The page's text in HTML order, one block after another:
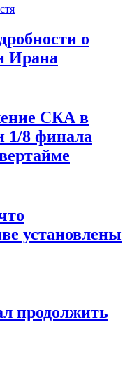
о
Ирана
СКА в
1/8 финала
установлены
продолжить